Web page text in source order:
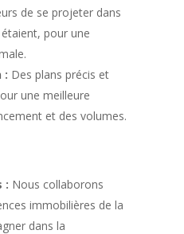
de se projeter dans
pour une
: Des plans précis et
une meilleure
et des volumes.
: Nous collaborons
immobilières de la
dans la